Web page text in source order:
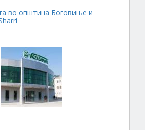
во општина Боговиње и